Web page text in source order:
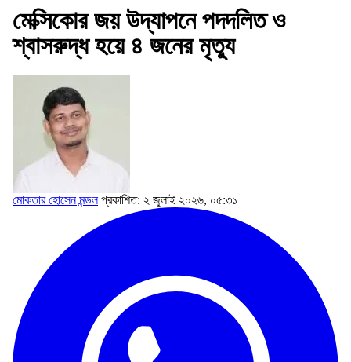
মেক্সিকোর জয় উদ্‌যাপনে পদদলিত ও
শ্বাসরুদ্ধ হয়ে ৪ জনের মৃত্যু
মোকতার হোসেন মন্ডল প্রকাশিত: ২ জুলাই ২০২৬, ০৫:৩১